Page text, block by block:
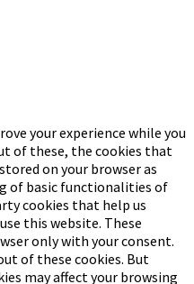
your experience while you
of these, the cookies that
on your browser as
of basic functionalities of
cookies that help us
this website. These
only with your consent.
of these cookies. But
may affect your browsing